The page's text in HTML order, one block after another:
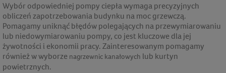
Wybór odpowiedniej pompy ciepła wymaga precyzyjnych
obliczeń zapotrzebowania budynku na moc grzewczą.
Pomagamy uniknąć błędów polegających na przewymiarowaniu
lub niedowymiarowaniu pompy, co jest kluczowe dla jej
żywotności i ekonomii pracy. Zainteresowanym pomagamy
również w wyborze nagrzewnic kanałowych lub kurtyn
powietrznych.